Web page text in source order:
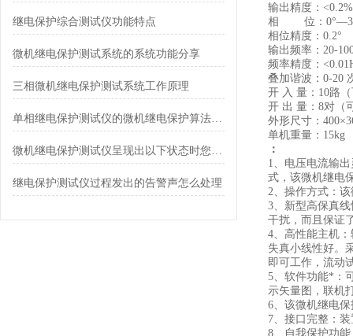
继电保护综合测试仪功能特点
微机继电保护测试系统的系统功能分享
三相微机继电保护测试系统工作原理
单相继电保护测试仪的微机继电保护算法解析
微机继电保护测试仪呈现出以下状态时您了解是代表了什么吗？
继电保护测试仪过程发出的告警声怎么处理
输出精度：<0.2%
相 位：
相位精度：0.2°
输出频率：20-
频率精度：
叠加谐波：0-20
开 入 量：10路
开 出 量：8对（
外形尺寸：
单机重量：15kg
：
1、电压电流输
式，该微机继电
2、操作方式：
3、新型高保真
干扰，而且保证
4、高性能主机
失真小线性好。
即可工作，流动
5、软件功能*：
示矢量图，联机
6、该微机继电
7、接口完整：
8、自我保护功